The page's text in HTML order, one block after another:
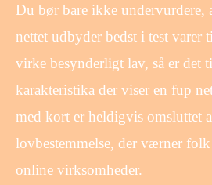
Du bør bare ikke undervurdere,
nettet udbyder bedst i test varer
virke besynderligt lav, så er det
karakteristika der viser en fup
med kort er heldigvis omsluttet
lovbestemmelse, der værner
online virksomheder.